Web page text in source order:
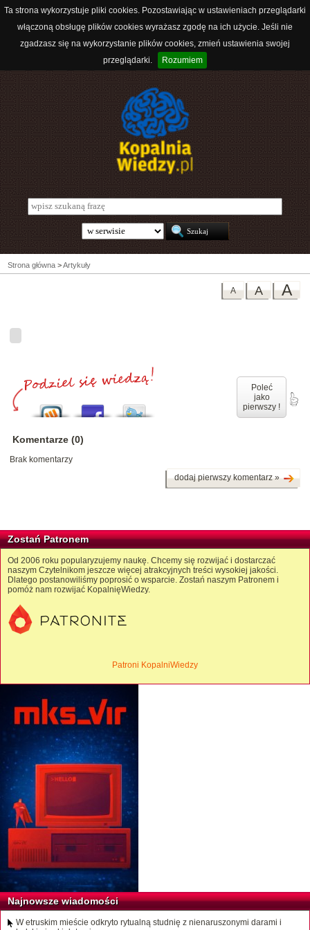
Ta strona wykorzystuje pliki cookies. Pozostawiając w ustawieniach przeglądarki
włączoną obsługę plików cookies wyrażasz zgodę na ich użycie. Jeśli nie
zgadzasz się na wykorzystanie plików cookies, zmień ustawienia swojej
przeglądarki.
Rozumiem
Strona główna >Artykuły
A
A
A
Poleć
jako
pierwszy !
Komentarze (0)
Brak komentarzy
dodaj pierwszy komentarz »
Zostań Patronem
Od 2006 roku popularyzujemy naukę. Chcemy się rozwijać i dostarczać
naszym Czytelnikom jeszcze więcej atrakcyjnych treści wysokiej jakości.
Dlatego postanowiliśmy poprosić o wsparcie. Zostań naszym Patronem i
pomóż nam rozwijać KopalnięWiedzy.
Patroni KopalniWiedzy
Najnowsze wiadomości
W etruskim mieście odkryto rytualną studnię z nienaruszonymi darami i